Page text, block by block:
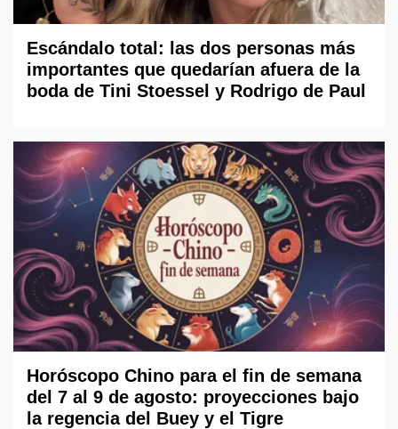
Escándalo total: las dos personas más
importantes que quedarían afuera de la
boda de Tini Stoessel y Rodrigo de Paul
Horóscopo Chino para el fin de semana
del 7 al 9 de agosto: proyecciones bajo
la regencia del Buey y el Tigre